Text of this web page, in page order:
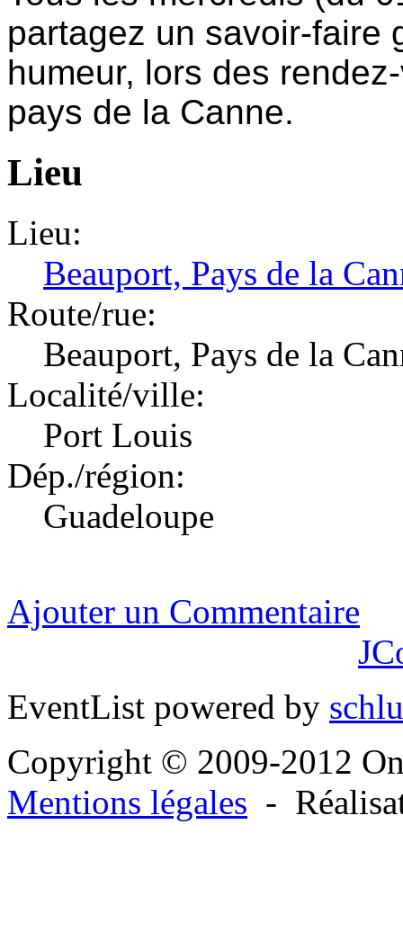
partagez un savoir-faire
humeur, lors des
pays de la Canne.
Lieu
Lieu:
Beauport, Pays de la
Route/rue:
Beauport, Pays de la
Localité/ville:
Port Louis
Dép./région:
Guadeloupe
Ajouter un Commentaire
EventList powered by
Copyright © 2009-2012
Mentions légales -